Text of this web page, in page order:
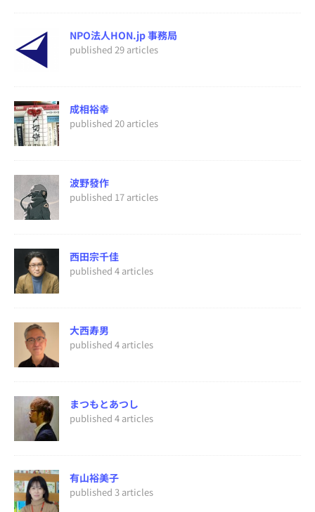
NPO法人HON.jp 事務局
published 29 articles
成相裕幸
published 20 articles
波野發作
published 17 articles
西田宗千佳
published 4 articles
大西寿男
published 4 articles
まつもとあつし
published 4 articles
有山裕美子
published 3 articles